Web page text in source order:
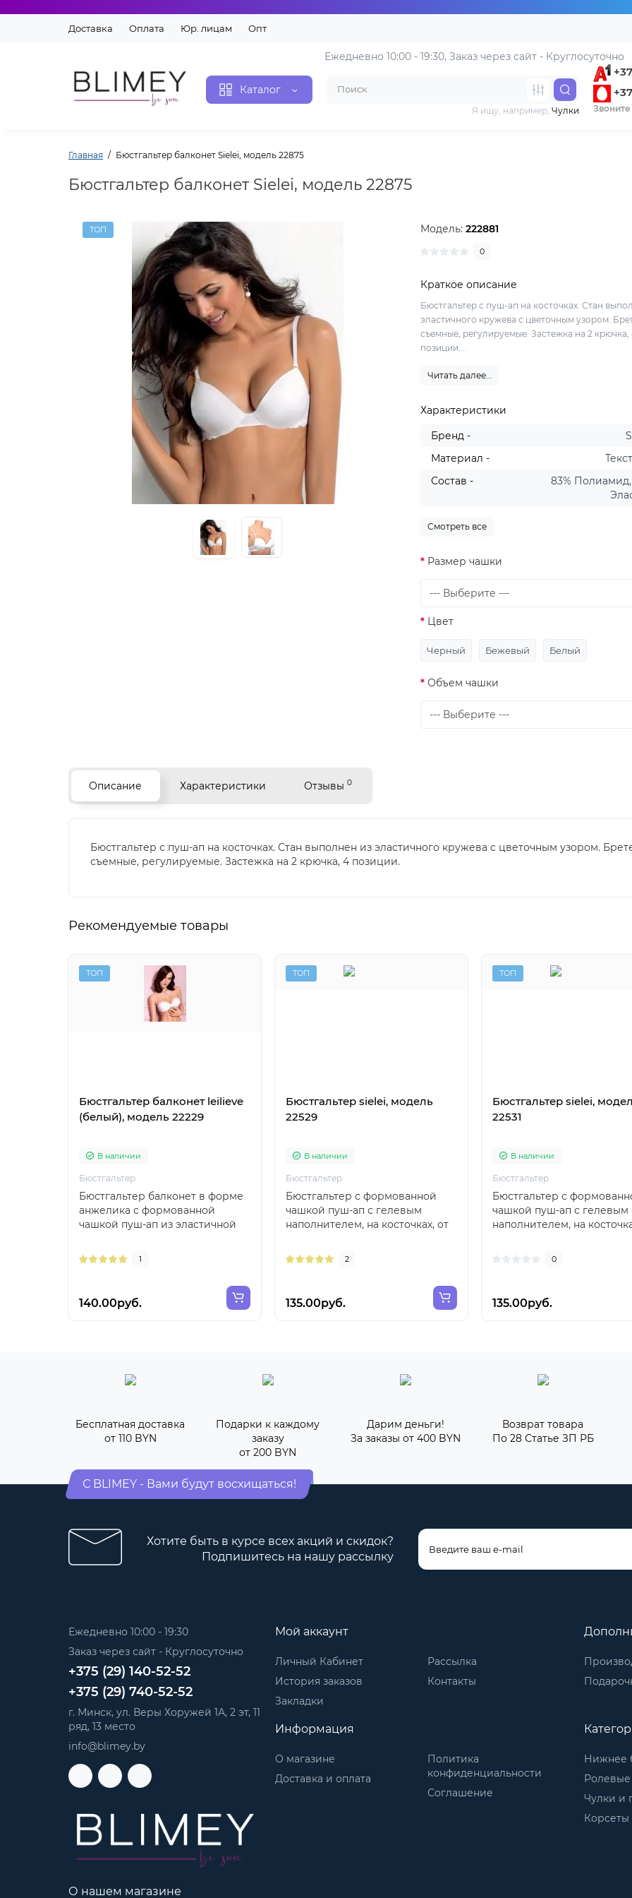
Доставка Оплата Юр. лицам Опт
Каталог
Ежедневно 10:00 - 19:30, Заказ через сайт - Круглосуточно
Я ищу, например, Чулки
Главная Бюстгальтер балконет Sielei, модель 22875
Бюстгальтер балконет Sielei, модель 22875
ТОП Модель:222881
0
Краткое описание
Бюстгальтер с пуш-ап на косточках. Стан
эластичного кружева с цветочным узором.
съемные, регулируемые. Застежка на 2 крючка,
позиции....
Читать далее...
Характеристики
Бренд -
Материал -
Состав -
83% Полиамид,
Смотреть все
Размер чашки
Цвет
Черный Бежевый Белый
Объем чашки
Описание Характеристики Отзывы 0
Бюстгальтер с пуш-ап на косточках. Стан выполнен из эластичного кружева с цветочным узором.
съемные, регулируемые. Застежка на 2 крючка, 4 позиции.
Рекомендуемые товары
ТОП
Бюстгальтер балконет leilieve
(белый), модель 22229
В наличии
Бюстгальтер
Бюстгальтер балконет в форме
анжелика с формованной
чашкой пуш-ап из эластичной
1
140.00руб.
ТОП
Бюстгальтер sielei, модель
22529
В наличии
Бюстгальтер
Бюстгальтер с формованной
чашкой пуш-ап с гелевым
наполнителем, на косточках, от
2
135.00руб.
ТОП
Бюстгальтер sielei,
22531
В наличии
Бюстгальтер
Бюстгальтер с
чашкой пуш-ап с гелевым
наполнителем, на
0
135.00руб.
Бесплатная доставка
от 110 BYN
Подарки к каждому
заказу
от 200 BYN
Дарим деньги!
За заказы от 400 BYN
Возврат товара
По 28 Статье ЗП РБ
С BLIMEY - Вами будут восхищаться!
Хотите быть в курсе всех акций и скидок?
Подпишитесь на нашу рассылку
Ежедневно 10:00 - 19:30
Заказ через сайт - Круглосуточно
+375 (29) 140-52-52
+375 (29) 740-52-52
г. Минск, ул. Веры Хоружей 1А, 2 эт, 11
ряд, 13 место
info@blimey.by
Мой аккаунт
Личный Кабинет
История заказов
Закладки
Рассылка
Контакты
Информация
О магазине
Доставка и оплата
Политика
конфиденциальности
Соглашение
Нижнее
Чулки и
Корсеты
О нашем магазине